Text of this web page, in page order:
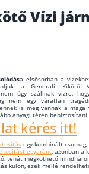
Life Biztosító
Vízi
a elsősorban a
a Generali Kikötő
úgy szállnak vízre,
nem egy váratlan
is meg vannak a maga
anyagi téren bebiztosítani.
kérés itt!
egy kombinált
egyaránt, azonban a
tehát megköthető
külön, ezek mellé